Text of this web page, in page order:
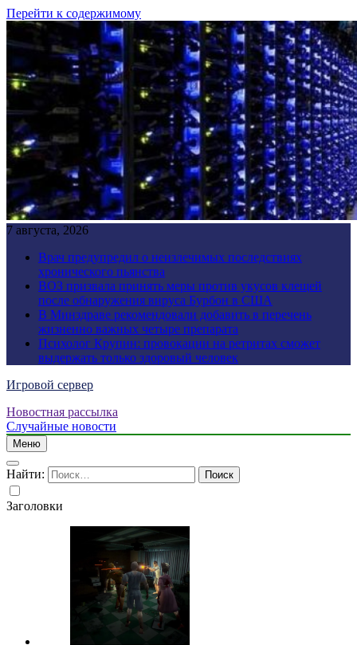
Перейти к содержимому
7 августа, 2026
Врач предупредил о неизлечимых последствиях
хронического пьянства
ВОЗ призвала принять меры против укусов клещей
после обнаружения вируса Бурбон в США
В Минздраве рекомендовали добавить в перечень
жизненно важных четыре препарата
Психолог Крупин: провокации на ретритах сможет
выдержать только здоровый человек
Игровой сервер
Новостная рассылка
Случайные новости
Меню
Найти:
Заголовки